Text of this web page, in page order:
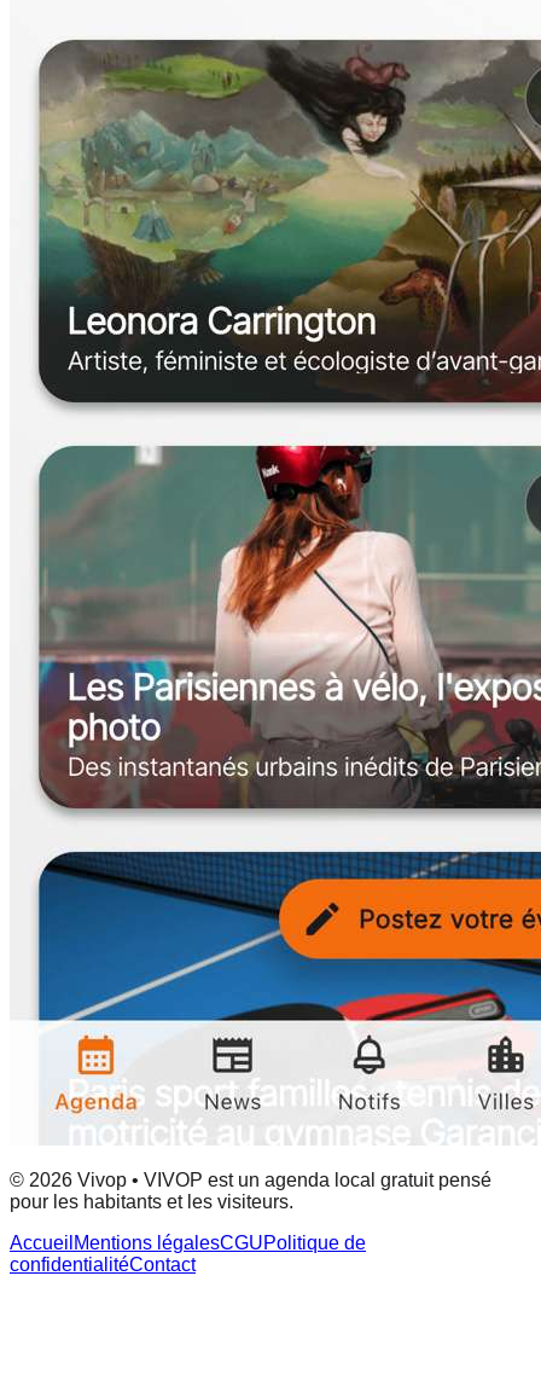
© 2026 Vivop • VIVOP est un agenda local gratuit pensé
pour les habitants et les visiteurs.
Accueil Mentions légalesCGUPolitique de
confidentialitéContact